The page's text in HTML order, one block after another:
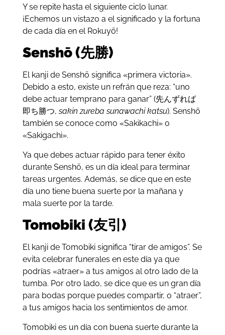
Y se repite hasta el siguiente ciclo lunar.
¡Echemos un vistazo a el significado y la fortuna
de cada día en el Rokuyō!
Senshō (先勝)
El kanji de Senshō significa «primera victoria».
Debido a esto, existe un refrán que reza: “uno
debe actuar temprano para ganar” (先んずれば
即ち勝つ,sakin zureba sunawachi katsu). Senshō
también se conoce como «Sakikachi» o
«Sakigachi».
Ya que debes actuar rápido para tener éxito
durante Senshō, es un día ideal para terminar
tareas urgentes. Además, se dice que en este
día uno tiene buena suerte por la mañana y
mala suerte por la tarde.
Tomobiki (友引)
El kanji de Tomobiki significa “tirar de amigos”. Se
evita celebrar funerales en este día ya que
podrías «atraer» a tus amigos al otro lado de la
tumba. Por otro lado, se dice que es un gran día
para bodas porque puedes compartir, o “atraer”,
a tus amigos hacia los sentimientos de amor.
Tomobiki es un día con buena suerte durante la